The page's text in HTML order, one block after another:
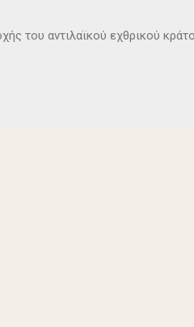
του αντιλαϊκού εχθρικού